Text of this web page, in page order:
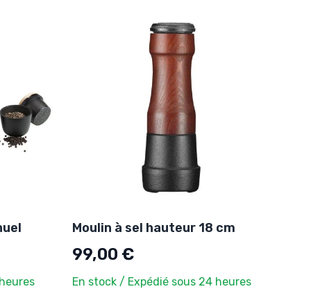
Moulin à sel hauteur 18 cm
99,00 €
En stock / Expédié sous 24 heures